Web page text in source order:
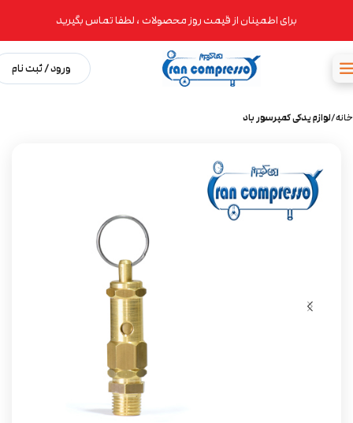
برای اطمینان از قیمت روز محصولات ، لطفا تماس بگیرید
ورود / ثبت نام
خانه لوازم یدکی کمپرسور باد